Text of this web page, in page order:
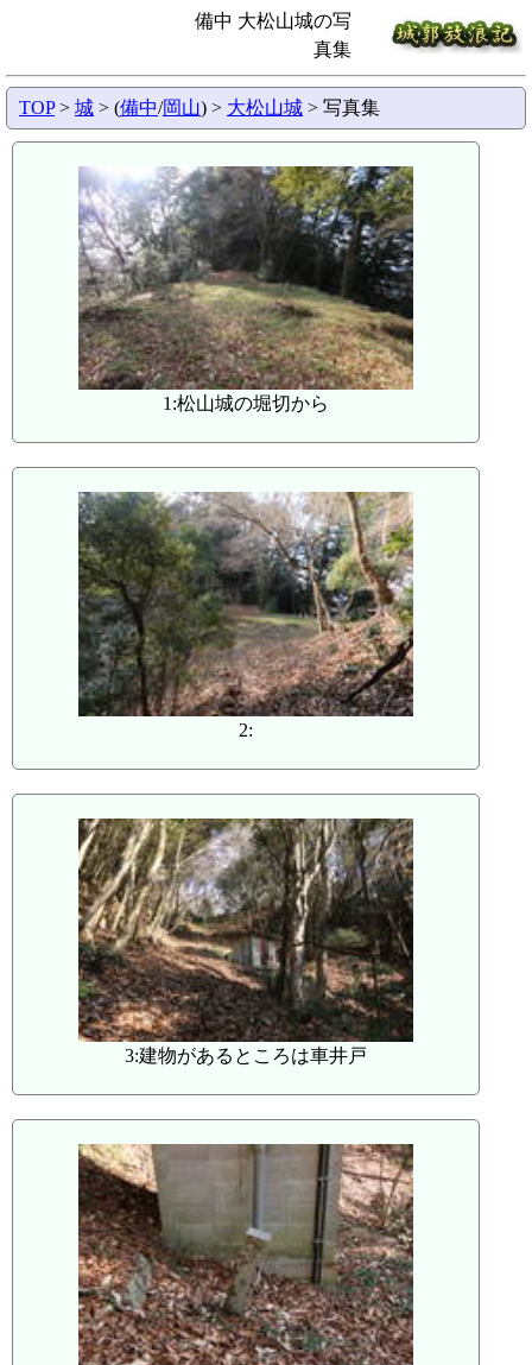
備中 大松山城の写
真集
TOP> 城 > (備中/岡山) > 大松山城 > 写真集
1:松山城の堀切から
2:
3:建物があるところは車井戸